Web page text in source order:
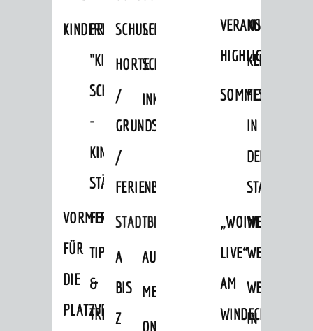
KINDERTAGESSTÄTTEN
PROJEKT
"KINDER
SCHÜTZEN
-
KINDER
STÄRKEN"
VORMERKVERFAHREN
FÜR
DIE
PLATZVERGABE
FERIENANGEBOTE
TIPPS
&
TREFFS
SCHULFERIEN
SCHÜLERBEFÖRDERUNG
HORTE
/
GRUNDSCHULBETREUUNG
/
FERIENBETREUUNG
SCHULSOZIALARBEIT
INKLUSION
STADTBIBLIOTHEK
A
BIS
Z
AUSLEIHE
MEDIENANGEBOTE
ONLINE-
HIGHLIGHTS
KERWE
SOMMERTAGSZUG
FESTE
IN
DEN
STADTTEILEN
„WOINEM
LIVE“
AM
WINDECKPLATZ
WEINHEIMER
IN
AKTUELLES